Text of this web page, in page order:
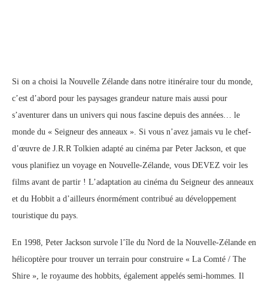
Si on a choisi la Nouvelle Zélande dans notre itinéraire tour du monde,
c’est d’abord pour les paysages grandeur nature mais aussi pour
s’aventurer dans un univers qui nous fascine depuis des années… le
monde du « Seigneur des anneaux ». Si vous n’avez jamais vu le chef-
d’œuvre de J.R.R Tolkien adapté au cinéma par Peter Jackson, et que
vous planifiez un voyage en Nouvelle-Zélande, vous DEVEZ voir les
films avant de partir ! L’adaptation au cinéma du Seigneur des anneaux
et du Hobbit a d’ailleurs énormément contribué au développement
touristique du pays.
En 1998, Peter Jackson survole l’île du Nord de la Nouvelle-Zélande en
hélicoptère pour trouver un terrain pour construire « La Comté / The
Shire », le royaume des hobbits, également appelés semi-hommes. Il